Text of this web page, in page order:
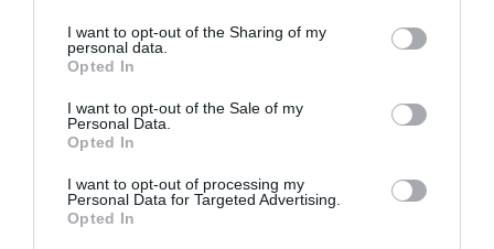
not limited to your visit or usage behaviour. You may click to
grant or deny consent to Google and its third-party tags to
use your data for below specified purposes in below Google
consent section.
I want to opt-out of the Sharing of my
personal data.
Opted In
I want to opt-out of the Sale of my
Personal Data.
Opted In
I want to opt-out of processing my
Personal Data for Targeted Advertising.
Opted In
Υπογράμμισε, τέλος, ότι οι άνθρωποι στα
μικρά νησιά έχουν ήδη αναπτύξει σημαντικές
δεξιότητες επίλυσης προβλημάτων λόγω
της έλλειψης πόρων, γεγονός που μπορεί να
λειτουργήσει ως καταλύτης για την
καινοτομία. Το ρεπορτάζ του συνεδρίου